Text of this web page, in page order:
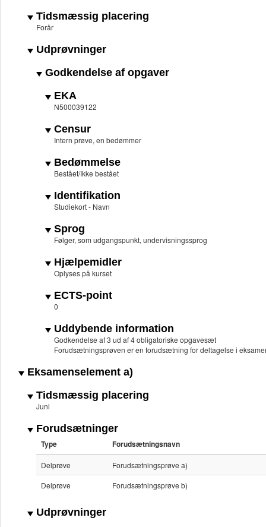
Tidsmæssig placering
Forår
Udprøvninger
Godkendelse af opgaver
EKA
N500039122
Censur
Intern prøve, en bedømmer
Bedømmelse
Bestået/Ikke bestået
Identifikation
Studiekort - Navn
Sprog
Følger, som udgangspunkt, undervisningssprog
Hjælpemidler
Oplyses på kurset
ECTS-point
0
Uddybende information
Godkendelse af 3 ud af 4 obligatoriske opgavesæt
Forudsætningsprøven er en forudsætning for deltagelse i
Eksamenselement a)
Tidsmæssig placering
Juni
Forudsætninger
Type Forudsætningsnavn
Delprøve
Forudsætningsprøve a)
Delprøve
Forudsætningsprøve b)
Udprøvninger